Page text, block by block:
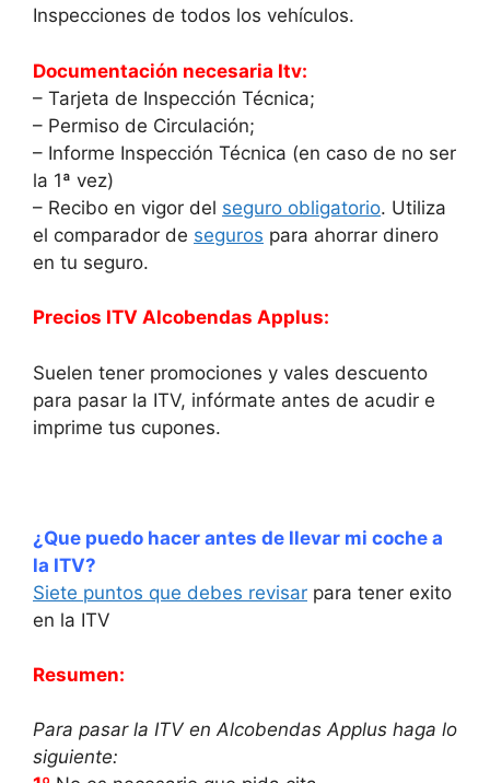
Inspecciones de todos los vehículos.
Documentación necesaria Itv:
– Tarjeta de Inspección Técnica;
– Permiso de Circulación;
– Informe Inspección Técnica (en caso de no ser
la 1ª vez)
– Recibo en vigor del seguro obligatorio. Utiliza
el comparador de seguros para ahorrar dinero
en tu seguro.
Precios ITV Alcobendas Applus:
Suelen tener promociones y vales descuento
para pasar la ITV, infórmate antes de acudir e
imprime tus cupones.
¿Que puedo hacer antes de llevar mi coche a
la ITV?
Siete puntos que debes revisar para tener exito
en la ITV
Resumen:
Para pasar la ITV en Alcobendas Applus haga lo
siguiente: